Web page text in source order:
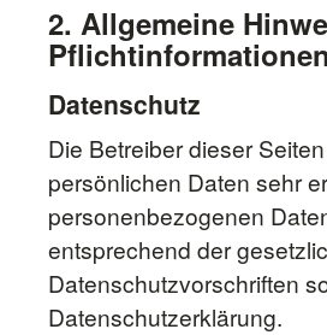
2. Allgemeine
Pflichtinformationen
Datenschutz
Die Betreiber dieser
persönlichen Daten sehr
personenbezogenen
entsprechend der
Datenschutzvorschriften
Datenschutzerklärung.